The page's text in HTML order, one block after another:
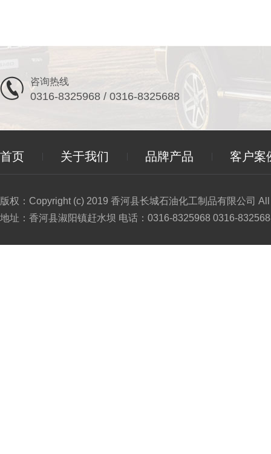
咨询热线
0316-8325968 / 0316-8325688
首页 关于我们 品牌产品 客户案
版权：Copyright (c) 2019 香河县长城石油化工制品有限公司
地址：香河县淑阳镇赶水坝 电话：0316-8325968 0316-